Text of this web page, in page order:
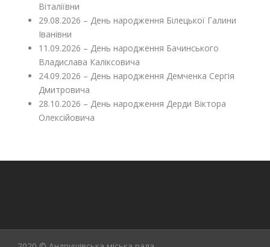
Віталіївни
29.08.2026 – День народження Білецької Галини
Іванівни
11.09.2026 – День народження Бачинського
Владислава Каліксовича
24.09.2026 – День народження Демченка Сергія
Дмитровича
28.10.2026 – День народження Дерди Віктора
Олексійовича